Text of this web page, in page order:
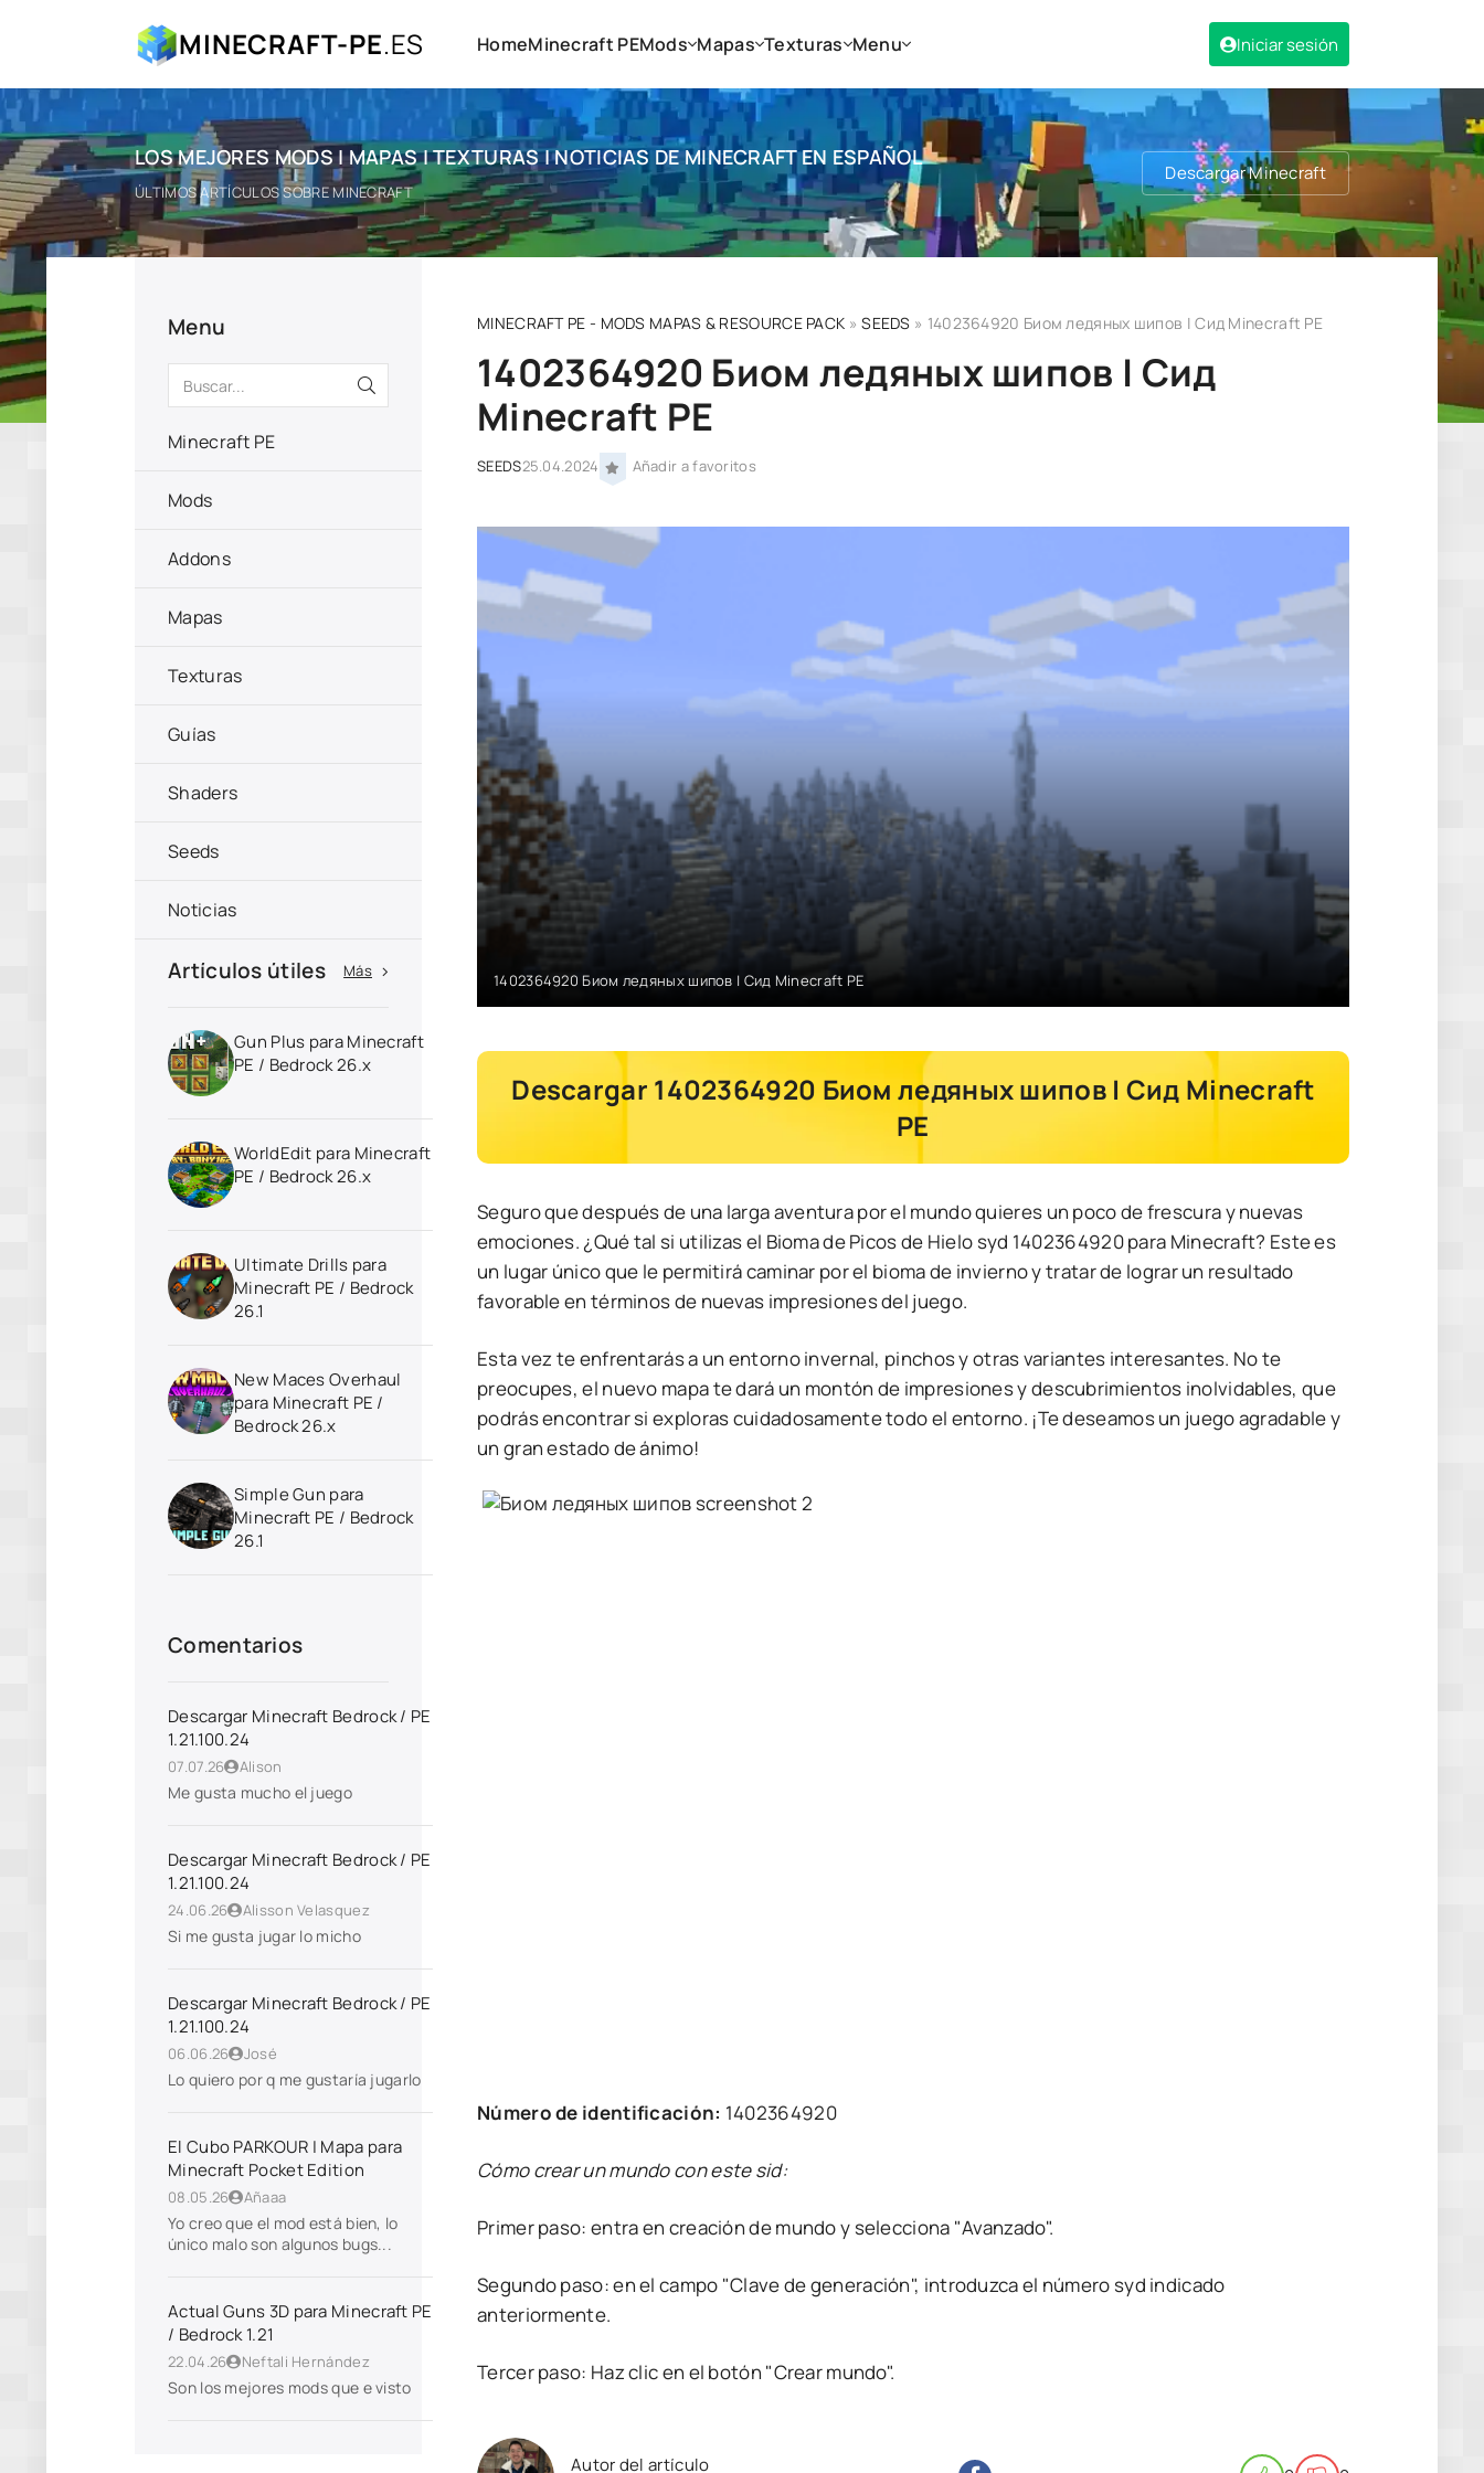
MINECRAFT-PE.ES HomeMinecraft PEMods Mapas Texturas Menu Iniciar sesión
LOS MEJORES MODS | MAPAS | TEXTURAS | NOTICIAS DE MINECRAFT EN ESPAÑOL
ÚLTIMOS ARTÍCULOS SOBRE MINECRAFT
Descargar Minecraft
MINECRAFT PE - MODS MAPAS & RESOURCE PACK »SEEDS » 1402364920 Биом ледяных шипов | Сид Minecraft PE
1402364920 Биом ледяных шипов | Сид
Minecraft PE
SEEDS25.04.2024 Añadir a favoritos
1402364920 Биом ледяных шипов | Сид Minecraft PE
Descargar 1402364920 Биом ледяных шипов | Сид Minecraft
PE
Seguro que después de una larga aventura por el mundo quieres un poco de frescura y nuevas
emociones. ¿Qué tal si utilizas el Bioma de Picos de Hielo syd 1402364920 para Minecraft? Este es
un lugar único que le permitirá caminar por el bioma de invierno y tratar de lograr un resultado
favorable en términos de nuevas impresiones del juego.
Esta vez te enfrentarás a un entorno invernal, pinchos y otras variantes interesantes. No te
preocupes, el nuevo mapa te dará un montón de impresiones y descubrimientos inolvidables, que
podrás encontrar si exploras cuidadosamente todo el entorno. ¡Te deseamos un juego agradable y
un gran estado de ánimo!
Número de identificación: 1402364920
Cómo crear un mundo con este sid:
Primer paso: entra en creación de mundo y selecciona "Avanzado".
Segundo paso: en el campo "Clave de generación", introduzca el número syd indicado
anteriormente.
Tercer paso: Haz clic en el botón "Crear mundo".
Autor del artículo
Menu
Minecraft PE
Mods
Addons
Mapas
Texturas
Guías
Shaders
Seeds
Noticias
Artículos útiles Más
Gun Plus para Minecraft
PE / Bedrock 26.x
WorldEdit para Minecraft
PE / Bedrock 26.x
Ultimate Drills para
Minecraft PE / Bedrock
26.1
New Maces Overhaul
para Minecraft PE /
Bedrock 26.x
Simple Gun para
Minecraft PE / Bedrock
26.1
Comentarios
Descargar Minecraft Bedrock / PE
1.21.100.24
07.07.26 Alison
Me gusta mucho el juego
Descargar Minecraft Bedrock / PE
1.21.100.24
24.06.26 Alisson Velasquez
Si me gusta jugar lo micho
Descargar Minecraft Bedrock / PE
1.21.100.24
06.06.26 José
Lo quiero por q me gustaría jugarlo
El Cubo PARKOUR | Mapa para
Minecraft Pocket Edition
08.05.26 Añaaa
Yo creo que el mod está bien, lo
único malo son algunos bugs...
Actual Guns 3D para Minecraft PE
/ Bedrock 1.21
22.04.26 Neftali Hernández
Son los mejores mods que e visto